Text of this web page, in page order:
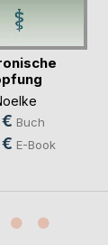
Buch
E-Book